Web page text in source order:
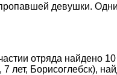
девушки.
отряда найдено
лет, Борисоглебск),